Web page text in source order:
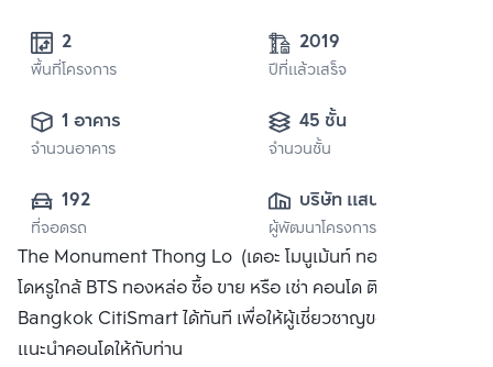
2
พื้นที่โครงการ
2019
ปีที่แล้วเสร็จ
1 อาคาร
จำนวนอาคาร
45 ชั้น
จำนวนชั้น
192
ที่จอดรถ
บริษัท แสนสิริ
จำกัด (มหาชน)
ผู้พัฒนาโครงการ
The Monument Thong Lo (เดอะ โมนูเม้นท์ ทองหล่อ) คอน
โดหรูใกล้ BTS ทองหล่อ ซื้อ ขาย หรือ เช่า คอนโด ติดต่อหาเรา
Bangkok CitiSmart ได้ทันที เพื่อให้ผู้เชี่ยวชาญของเราได้
แนะนำคอนโดให้กับท่าน